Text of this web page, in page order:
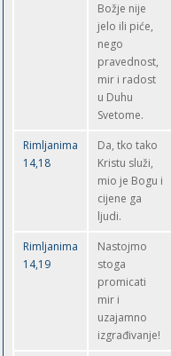
Božje nije
jelo ili piće,
nego
pravednost,
mir i radost
u Duhu
Svetome.
Rimljanima
14,18
Da, tko tako
Kristu služi,
mio je Bogu i
cijene ga
ljudi.
Rimljanima
14,19
Nastojmo
stoga
promicati
mir i
uzajamno
izgrađivanje!